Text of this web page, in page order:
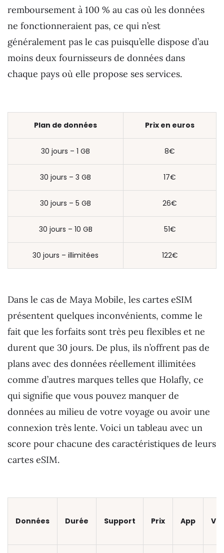
remboursement à 100 % au cas où les données
ne fonctionneraient pas, ce qui n’est
généralement pas le cas puisqu’elle dispose d’au
moins deux fournisseurs de données dans
chaque pays où elle propose ses services.
Plan de données Prix en euros
30 jours – 1 GB 8€
30 jours – 3 GB 17€
30 jours – 5 GB 26€
30 jours – 10 GB 51€
30 jours – illimitées 122€
Dans le cas de Maya Mobile, les cartes eSIM
présentent quelques inconvénients, comme le
fait que les forfaits sont très peu flexibles et ne
durent que 30 jours. De plus, ils n’offrent pas de
plans avec des données réellement illimitées
comme d’autres marques telles que Holafly, ce
qui signifie que vous pouvez manquer de
données au milieu de votre voyage ou avoir une
connexion très lente. Voici un tableau avec un
score pour chacune des caractéristiques de leurs
cartes eSIM.
Données Durée Support Prix App